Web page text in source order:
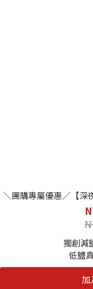
＼團購專屬優惠／【深
獨創減
低鹽
結合日本一夜干及
加